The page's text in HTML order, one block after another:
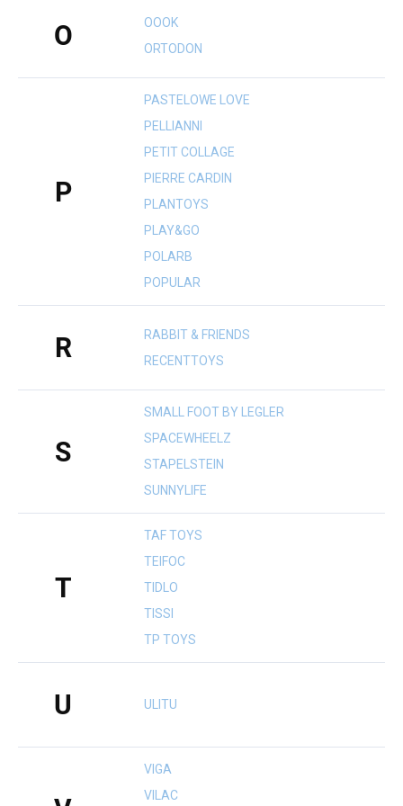
O
OOOK
ORTODON
P
PASTELOWE LOVE
PELLIANNI
PETIT COLLAGE
PIERRE CARDIN
PLANTOYS
PLAY&GO
POLARB
POPULAR
R
RABBIT & FRIENDS
RECENTTOYS
S
SMALL FOOT BY LEGLER
SPACEWHEELZ
STAPELSTEIN
SUNNYLIFE
T
TAF TOYS
TEIFOC
TIDLO
TISSI
TP TOYS
U ULITU
VIGA
VILAC